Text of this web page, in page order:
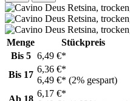
Menge Stückpreis
Bis 5 6,49 €*
Bis 17
6,36 €*
6,49 €* (2% gespart)
6,17 €*